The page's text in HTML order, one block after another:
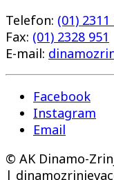
Telefon: (01) 2311
Fax: (01) 2328 951
E-mail:
Facebook
Instagram
Email
© AK Dinamo-
|